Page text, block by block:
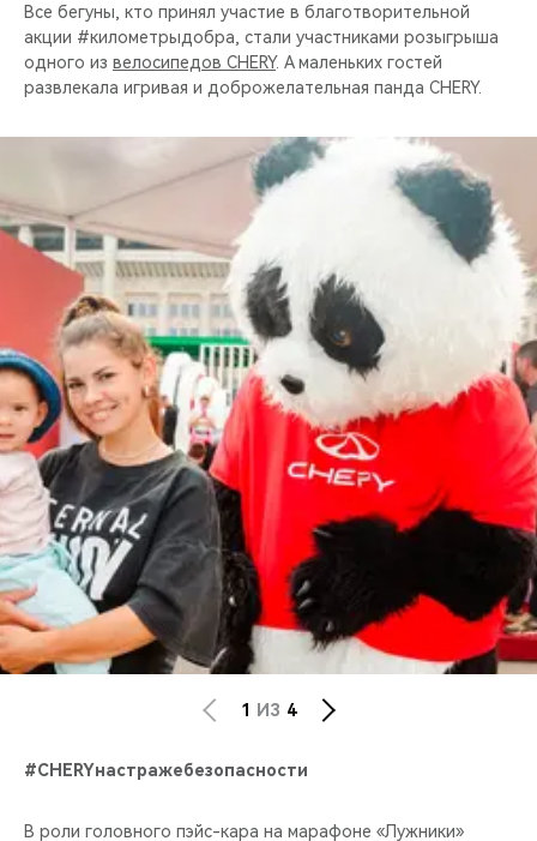
Все бегуны, кто принял участие в благотворительной
акции #километрыдобра, стали участниками розыгрыша
одного из велосипедов CHERY. А маленьких гостей
развлекала игривая и доброжелательная панда CHERY.
1 ИЗ 4
#CHERYнастражебезопасности
В роли головного пэйс-кара на марафоне «Лужники»